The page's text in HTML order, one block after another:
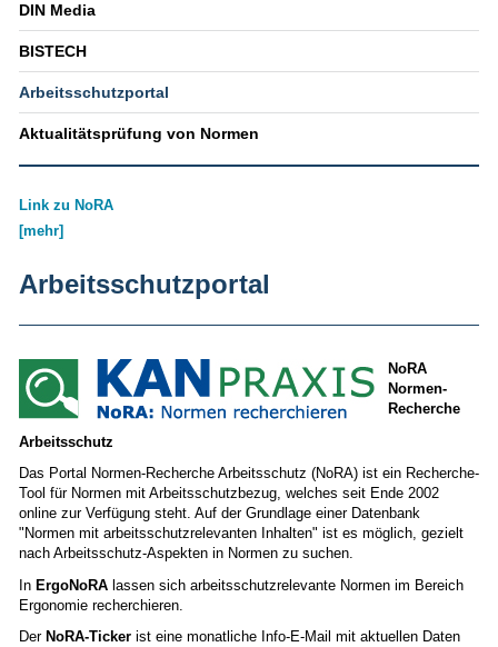
DIN Media
BISTECH
Arbeitsschutzportal
Aktualitätsprüfung von Normen
Link zu NoRA
[mehr]
Arbeitsschutzportal
NoRA
Normen-
Recherche
Arbeitsschutz
Das Portal Normen-Recherche Arbeitsschutz (NoRA) ist ein Recherche-
Tool für Normen mit Arbeitsschutzbezug, welches seit Ende 2002
online zur Verfügung steht. Auf der Grundlage einer Datenbank
"Normen mit arbeitsschutzrelevanten Inhalten" ist es möglich, gezielt
nach Arbeitsschutz-Aspekten in Normen zu suchen.
In ErgoNoRA lassen sich arbeitsschutzrelevante Normen im Bereich
Ergonomie recherchieren.
Der NoRA-Ticker ist eine monatliche Info-E-Mail mit aktuellen Daten